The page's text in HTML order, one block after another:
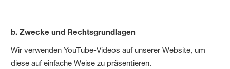
b. Zwecke und Rechtsgrundlagen
Wir verwenden YouTube-Videos auf unserer Website, um
diese auf einfache Weise zu präsentieren.